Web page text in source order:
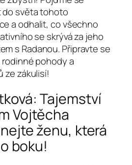
světa tohoto
a odhalit, co všechno
se skrývá za jeho
s Radanou. Připravte se
pohody a
ze zákulisí!
Tajemství
Vojtěcha
ženu, která
boku!